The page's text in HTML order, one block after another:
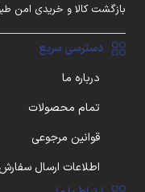
بازگشت کالا و خریدی امن
دسترسی سریع
درباره ما
تمام محصولات
قوانین مرجوعی
اطلاعات ارسال